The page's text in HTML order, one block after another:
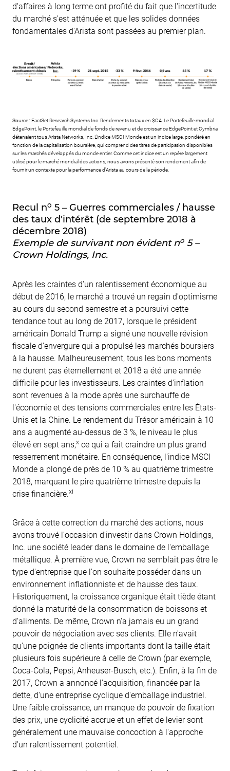
d'affaires à long terme ont profité du fait que l'incertitude
du marché s'est atténuée et que les solides données
fondamentales d'Arista sont passées au premier plan.
Source : FactSet Research Systems Inc. Rendements totaux en $CA. Le Portefeuille mondial
EdgePoint, le Portefeuille mondial de fonds de revenu et de croissance EdgePoint et Cymbria
détenaient tous Arista Networks, Inc. L'indice MSCI Monde est un indice large, pondéré en
fonction de la capitalisation boursière, qui comprend des titres de participation disponibles
sur les marchés développés du monde entier. Comme cet indice est un repère largement
utilisé pour le marché mondial des actions, nous avons présenté son rendement afin de
fournir un contexte pour la performance d'Arista au cours de la période.
Recul no 5 – Guerres commerciales / hausse
des taux d'intérêt (de septembre 2018 à
décembre 2018)
Exemple de survivant non évident no 5 –
Crown Holdings, Inc.
Après les craintes d'un ralentissement économique au
début de 2016, le marché a trouvé un regain d'optimisme
au cours du second semestre et a poursuivi cette
tendance tout au long de 2017, lorsque le président
américain Donald Trump a signé une nouvelle révision
fiscale d'envergure qui a propulsé les marchés boursiers
à la hausse. Malheureusement, tous les bons moments
ne durent pas éternellement et 2018 a été une année
difficile pour les investisseurs. Les craintes d'inflation
sont revenues à la mode après une surchauffe de
l'économie et des tensions commerciales entre les États-
Unis et la Chine. Le rendement du Trésor américain à 10
ans a augmenté au-dessus de 3 %, le niveau le plus
élevé en sept ans,x ce qui a fait craindre un plus grand
resserrement monétaire. En conséquence, l'indice MSCI
Monde a plongé de près de 10 % au quatrième trimestre
2018, marquant le pire quatrième trimestre depuis la
crise financière.xi
Grâce à cette correction du marché des actions, nous
avons trouvé l'occasion d'investir dans Crown Holdings,
Inc. une société leader dans le domaine de l'emballage
métallique. À première vue, Crown ne semblait pas être le
type d'entreprise que l'on souhaite posséder dans un
environnement inflationniste et de hausse des taux.
Historiquement, la croissance organique était tiède étant
donné la maturité de la consommation de boissons et
d'aliments. De même, Crown n'a jamais eu un grand
pouvoir de négociation avec ses clients. Elle n'avait
qu'une poignée de clients importants dont la taille était
plusieurs fois supérieure à celle de Crown (par exemple,
Coca-Cola, Pepsi, Anheuser-Busch, etc.). Enfin, à la fin de
2017, Crown a annoncé l'acquisition, financée par la
dette, d'une entreprise cyclique d'emballage industriel.
Une faible croissance, un manque de pouvoir de fixation
des prix, une cyclicité accrue et un effet de levier sont
généralement une mauvaise concoction à l'approche
d'un ralentissement potentiel.